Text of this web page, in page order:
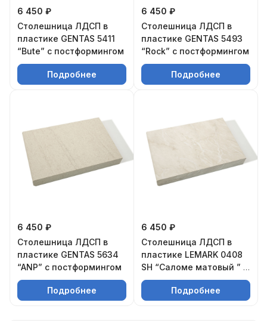
6 450 ₽
Столешница ЛДСП в
пластике GENTAS 5411
“Bute” с постформингом
Подробнее
6 450 ₽
Столешница ЛДСП в
пластике GENTAS 5493
“Rock” с постформингом
Подробнее
6 450 ₽
Столешница ЛДСП в
пластике GENTAS 5634
“ANP” с постформингом
Подробнее
6 450 ₽
Столешница ЛДСП в
пластике LEMARK 0408
SH “Саломе матовый ” с
постформингом
Подробнее